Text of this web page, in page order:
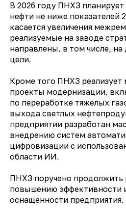
В 2026 году ПНХЗ
нефти не ниже показателей
касается увеличения
реализуемые на заводе
направлены, в том числе,
цели.
Кроме того ПНХЗ
проекты модернизации,
по переработке тяжелых
выхода светлых
предприятии разработан
внедрению систем
цифровизации с
области ИИ.
ПНХЗ поручено продолжить
повышению эффективности
оснащенности предприятия.